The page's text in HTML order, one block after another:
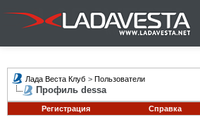
Лада Веста Клуб > Пользователи
Профиль dessa
Регистрация Справка